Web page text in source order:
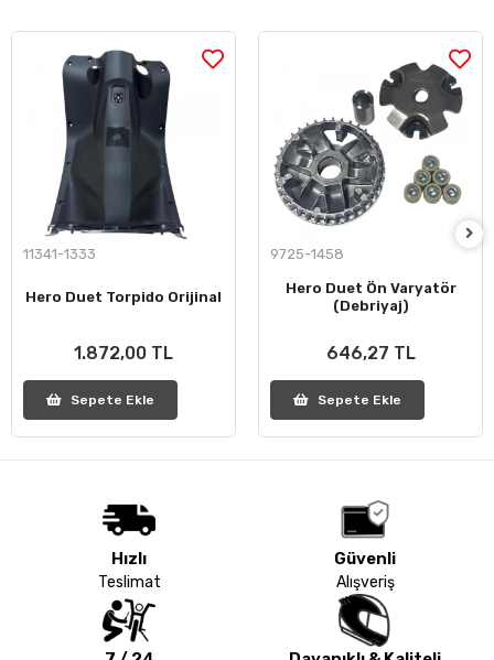
11341-1333
Hero Duet Torpido Orijinal
1.872,00 TL
Sepete Ekle
9725-1458
Hero Duet Ön Varyatör
(Debriyaj)
646,27 TL
Sepete Ekle
Hızlı
Teslimat
Güvenli
Alışveriş